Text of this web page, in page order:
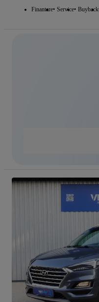
Finantare Service Buyback